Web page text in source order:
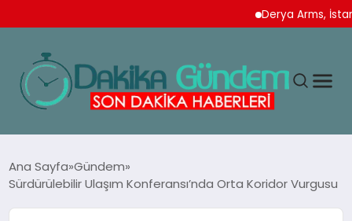
Derya Arms, İstanbul
Ana Sayfa Gündem
Sürdürülebilir Ulaşım Konferansı’nda Orta Koridor Vurgusu